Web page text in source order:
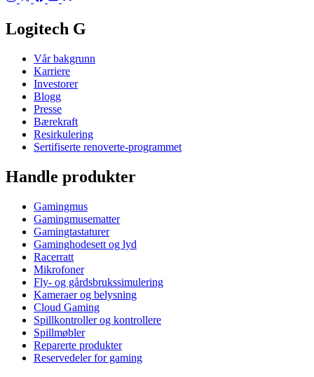
Logitech G
Vår bakgrunn
Karriere
Investorer
Blogg
Presse
Bærekraft
Resirkulering
Sertifiserte renoverte-programmet
Handle produkter
Gamingmus
Gamingmusematter
Gamingtastaturer
Gaminghodesett og lyd
Racerratt
Mikrofoner
Fly- og gårdsbrukssimulering
Kameraer og belysning
Cloud Gaming
Spillkontroller og kontrollere
Spillmøbler
Reparerte produkter
Reservedeler for gaming